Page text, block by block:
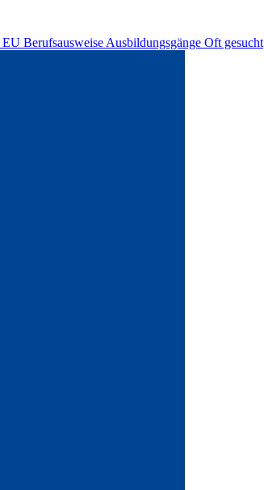
EU Berufsausweise Ausbildungsgänge Oft gesucht